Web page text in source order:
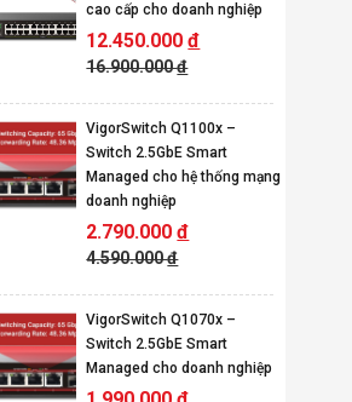
cao cấp cho doanh nghiệp
12.450.000đ
16.900.000đ
VigorSwitch Q1100x –
Switch 2.5GbE Smart
Managed cho hệ thống mạng
doanh nghiệp
2.790.000đ
4.590.000đ
VigorSwitch Q1070x –
Switch 2.5GbE Smart
Managed cho doanh nghiệp